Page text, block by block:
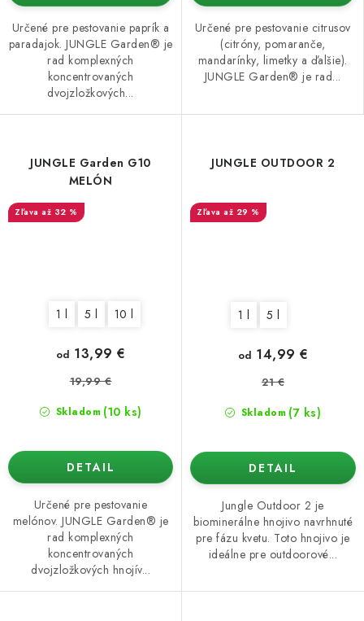
Určené pre pestovanie paprík a
paradajok. JUNGLE Garden® je
rad komplexných
koncentrovaných
dvojzložkových...
Určené pre pestovanie citrusov
(citróny, pomaranče,
mandarínky, limetky a ďalšie).
JUNGLE Garden® je rad...
JUNGLE Garden G10
MELÓN
až 32 %
1 l 5 l 10 l
Skladom (10 ks)
od 13,99 €
19,99 €
DETAIL
Určené pre pestovanie
melónov. JUNGLE Garden® je
rad komplexných
koncentrovaných
dvojzložkových hnojív...
JUNGLE OUTDOOR 2
až 29 %
1 l 5 l
Skladom (7 ks)
od 14,99 €
21 €
DETAIL
Jungle Outdoor 2 je
biominerálne hnojivo navrhnuté
pre fázu kvetu. Toto hnojivo je
ideálne pre outdoorové...